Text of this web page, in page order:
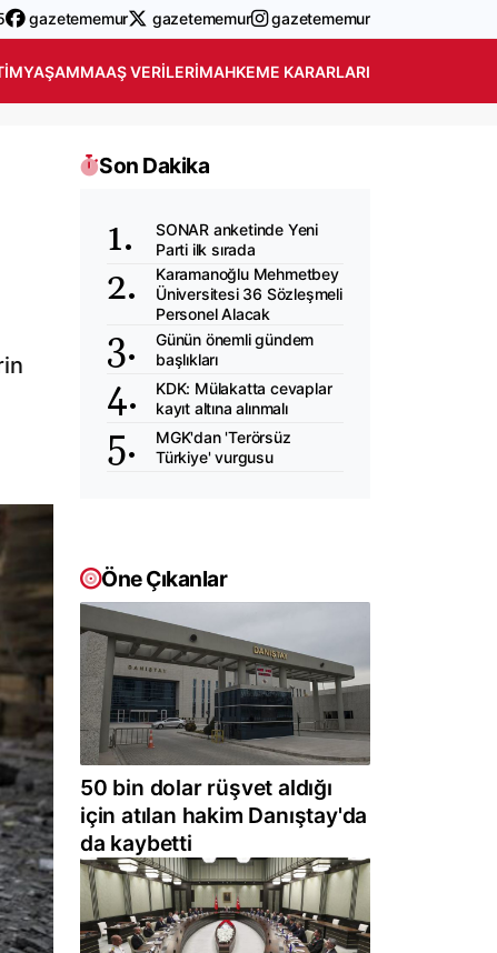
gazetememur gazetememur gazetememur
YAŞAMMAAŞ VERILERIMAHKEME KARARLARI
Son Dakika
SONAR anketinde Yeni
Parti ilk sırada
Karamanoğlu Mehmetbey
Üniversitesi 36 Sözleşmeli
Personel Alacak
Günün önemli gündem
başlıkları
KDK: Mülakatta cevaplar
kayıt altına alınmalı
MGK'dan 'Terörsüz
Türkiye' vurgusu
Öne Çıkanlar
50 bin dolar rüşvet aldığı
için atılan hakim Danıştay'da
da kaybetti